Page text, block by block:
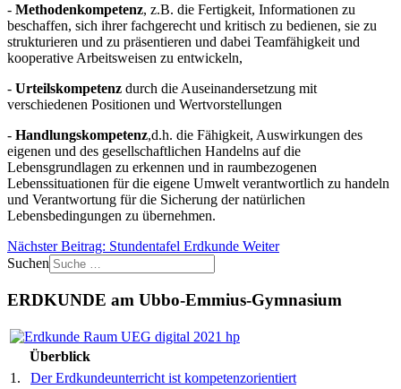
- Methodenkompetenz, z.B. die Fertigkeit, Informationen zu
beschaffen, sich ihrer fachgerecht und kritisch zu bedienen, sie zu
strukturieren und zu präsentieren und dabei Teamfähigkeit und
kooperative Arbeitsweisen zu entwickeln,
- Urteilskompetenz durch die Auseinandersetzung mit
verschiedenen Positionen und Wertvorstellungen
- Handlungskompetenz,d.h. die Fähigkeit, Auswirkungen des
eigenen und des gesellschaftlichen Handelns auf die
Lebensgrundlagen zu erkennen und in raumbezogenen
Lebenssituationen für die eigene Umwelt verantwortlich zu handeln
und Verantwortung für die Sicherung der natürlichen
Lebensbedingungen zu übernehmen.
Nächster Beitrag: Stundentafel Erdkunde Weiter
Suchen
ERDKUNDE am Ubbo-Emmius-Gymnasium
Überblick
1.
Der Erdkundeunterricht ist kompetenzorientiert